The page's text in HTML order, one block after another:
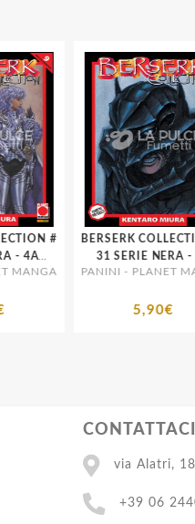
#
- 4A
MANGA
BERSERK
31 SERIE NERA -
RISTAMPA
PANINI - PLANET
5,90€
CONTATTACI
via Alatri,
+39 06